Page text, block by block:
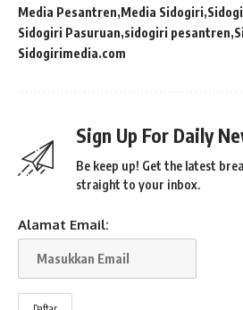
Media Pesantren Media Sidogiri
Sidogiri Pasuruan sidogiri pesantren
Sidogirimedia.com
Sign Up For Daily
Be keep up! Get the latest
straight to your inbox.
Alamat Email: